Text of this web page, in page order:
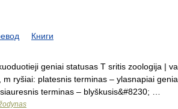
Книги
geniai statusas T sritis zoologija |
m ryšiai: platesnis terminas – ylasnapiai
terminas – blyškusis&#8230; …